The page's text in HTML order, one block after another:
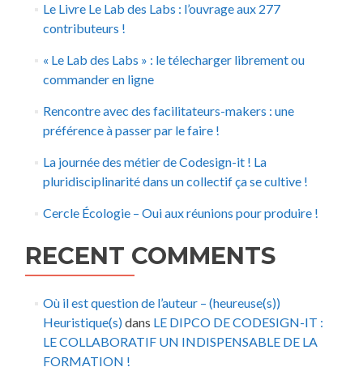
Le Livre Le Lab des Labs : l’ouvrage aux 277
contributeurs !
« Le Lab des Labs » : le télecharger librement ou
commander en ligne
Rencontre avec des facilitateurs-makers : une
préférence à passer par le faire !
La journée des métier de Codesign-it ! La
pluridisciplinarité dans un collectif ça se cultive !
Cercle Écologie – Oui aux réunions pour produire !
RECENT COMMENTS
Où il est question de l’auteur – (heureuse(s))
Heuristique(s)dans LE DIPCO DE CODESIGN-IT :
LE COLLABORATIF UN INDISPENSABLE DE LA
FORMATION !